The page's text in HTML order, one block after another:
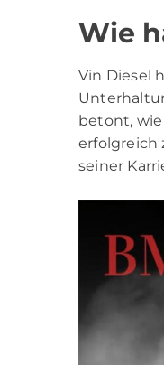
Wie
Vin Diesel
betont,
erfolgreich
seiner